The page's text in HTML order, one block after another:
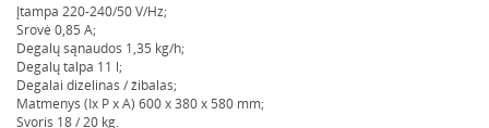
Vandens ir purvo siurbliai
Valymo įranga
Viniakaliai, kabiakalės, šaudykliai
Įtampa 220-240/50 V/Hz;
Srovė 0,85 A;
Degalų sąnaudos 1,35 kg/h;
Degalų talpa 11 l;
Degalai dizelinas / žibalas;
Matmenys (Ix P x A) 600 x 380 x 580 mm;
Svoris 18 / 20 kg.